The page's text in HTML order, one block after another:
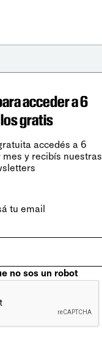
acceder a 6
gratis
accedés a 6
y recibís nuestras
tu email
no sos un robot